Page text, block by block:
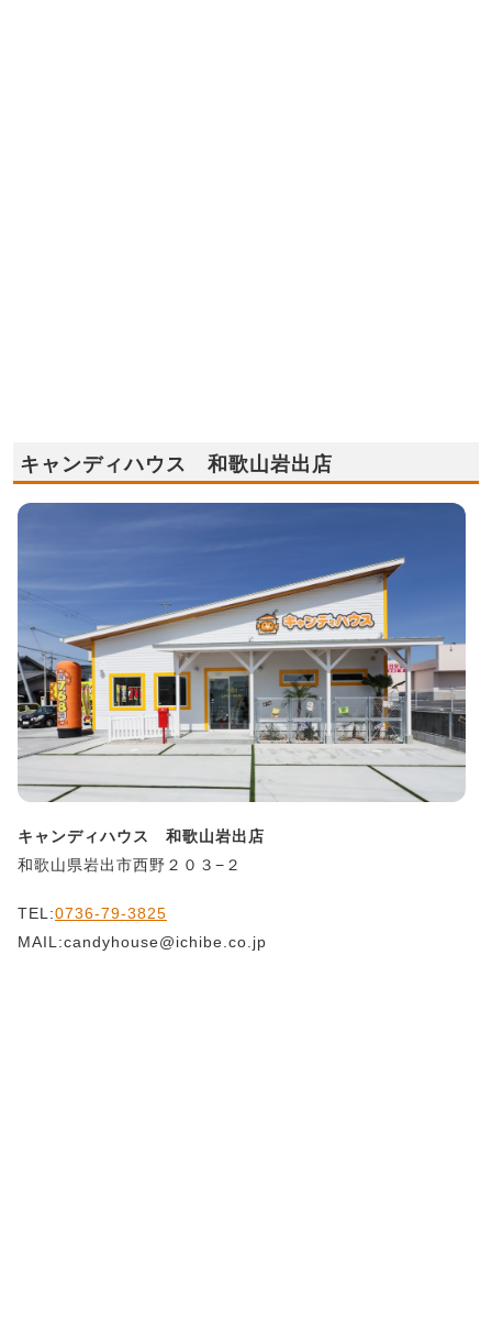
キャンディハウス 和歌山岩出店
キャンディハウス 和歌山岩出店
和歌山県岩出市西野２０３−２
TEL:0736-79-3825
MAIL:candyhouse@ichibe.co.jp